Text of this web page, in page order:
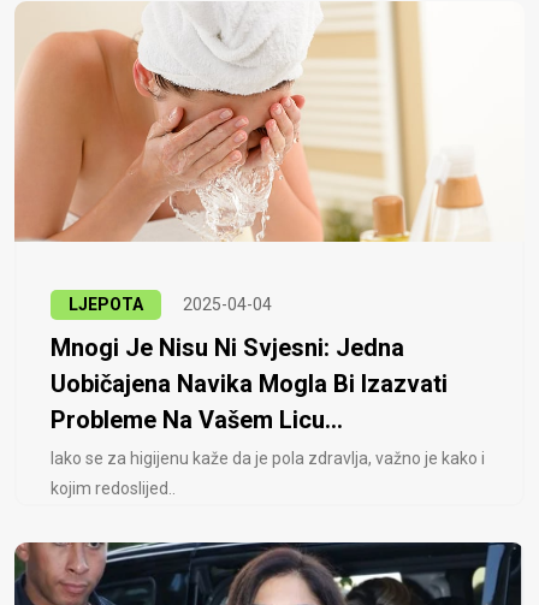
LJEPOTA 2025-04-04
Mnogi Je Nisu Ni Svjesni: Jedna
Uobičajena Navika Mogla Bi Izazvati
Probleme Na Vašem Licu...
Iako se za higijenu kaže da je pola zdravlja, važno je kako i
kojim redoslijed..